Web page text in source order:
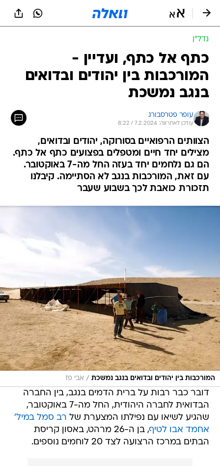
נדל״ן
כתף אל כתף, ועדיין -
המורכבות בין יהודים ובדואים
בנגב נמשכת
עופר פטרסבורג
עודכן לאחרונה: 7.2.2024 / 8:22
הצוותים הרפואיים בסורוקה, יהודים ובדואים,
מצילים יחד חיים ומטפלים בפצועים כתף אל כתף.
הם גם נלחמים יחד בעזה החל מה-7 באוקטובר.
עם זאת, המורכבות בנגב לא הסתיימה. קיבלנו
תזכורת כואבת לכך בשבוע שעבר
המורכבות בין יהודים ובדואים בנגב נמשכת / אבי פז
דובר כבר רבות על ברית הדמים בנגב, בין החברה
הבדואית לחברה היהודית, החל מה-7 באוקטובר,
שהגיע לשיאו עם נפילתו המצערת של רב סמל במיל'
אחמד אבו לטיף
, בן ה-26 מרהט, באסון קריסת
הבתים במרכז הרצועה לצד 20 לוחמים נוספים.